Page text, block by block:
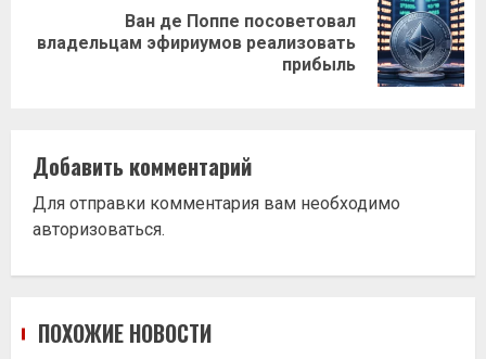
Следующая
Ван де Поппе посоветовал
владельцам эфириумов реализовать
прибыль
Добавить комментарий
Для отправки комментария вам необходимо
авторизоваться.
ПОХОЖИЕ НОВОСТИ